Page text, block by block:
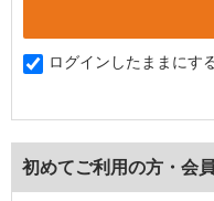
ログインしたままにす
初めてご利用の方・会